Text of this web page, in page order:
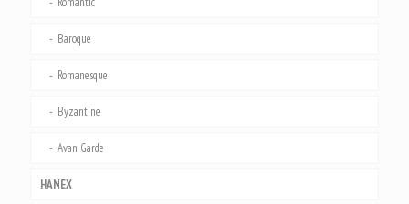
Baroque
Romanesque
Byzantine
Avan Garde
HANEX